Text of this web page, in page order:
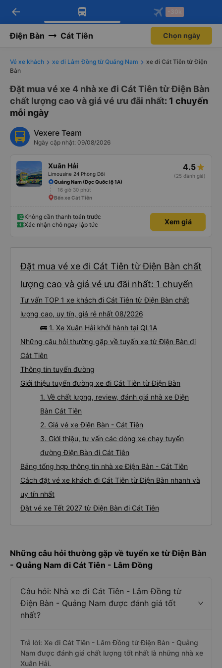
Tải app Vexere ngay!
Nhận ưu đãi thành viên độc
Mở app
Tải app Vexere
-30k/ghế khi đặt vé máy bay qua
Mở app
arrow_back -30k
Điện Bàn Cát Tiên Chọn ngày
Vé xe khách xe đi Lâm Đồng từ Quảng Nam
xe đi Cát Tiên từ Điện
Bàn
Đặt mua vé xe 4 nhà xe đi Cát Tiên từ Điện Bàn
chất lượng cao và giá vé ưu đãi nhất: 1 chuyến
mỗi ngày
Vexere Team
Ngày cập nhật: 09/08/2026
Xuân Hải
Limousine 24 Phòng Đôi
4.5
(25 đánh giá)
Quảng Nam (Dọc Quốc lộ 1A)
16 giờ 30 phút
Bến xe Cát Tiên
Không cần thanh toán trước
Xác nhận chỗ ngay lập tức
Xem giá
Đặt mua vé xe đi Cát Tiên từ Điện Bàn chất
lượng cao và giá vé ưu đãi nhất: 1 chuyến
Tư vấn TOP 1 xe khách đi Cát Tiên từ Điện Bàn chất
lượng cao, uy tín, giá rẻ nhất 08/2026
🚌 1. Xe Xuân Hải khởi hành tại QL1A
Những câu hỏi thường gặp về tuyến xe từ Điện Bàn đi
Cát Tiên
Thông tin tuyến đường
Giới thiệu tuyến đường xe đi Cát Tiên từ Điện Bàn
1. Về chất lượng, review, đánh giá nhà xe Điện
Bàn Cát Tiên
2. Giá vé xe Điện Bàn - Cát Tiên
3. Giới thiệu, tư vấn các dòng xe chạy tuyến
đường Điện Bàn đi Cát Tiên
Bảng tổng hợp thông tin nhà xe Điện Bàn - Cát Tiên
Cách đặt vé xe khách đi Cát Tiên từ Điện Bàn nhanh và
uy tín nhất
Đặt vé xe Tết 2027 từ Điện Bàn đi Cát Tiên
Những câu hỏi thường gặp về tuyến xe từ Điện Bàn
- Quảng Nam đi Cát Tiên - Lâm Đồng
Câu hỏi: Nhà xe đi Cát Tiên - Lâm Đồng từ
Điện Bàn - Quảng Nam được đánh giá tốt
nhất?
Trả lời: Xe đi Cát Tiên - Lâm Đồng từ Điện Bàn - Quảng
Nam được đánh giá chất lượng tốt nhất là những nhà xe
Xuân Hải.